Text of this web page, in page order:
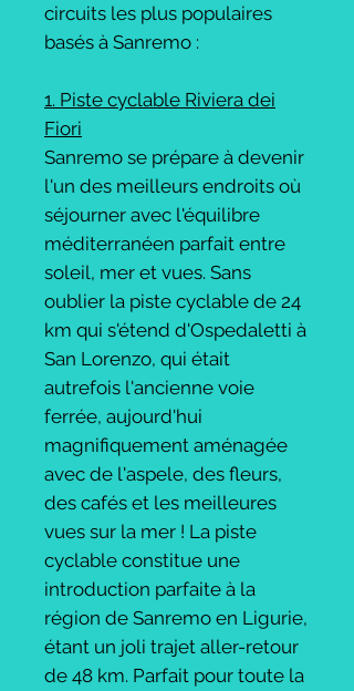
circuits les plus populaires
basés à Sanremo :
1. Piste cyclable Riviera dei
Fiori
Sanremo se prépare à devenir
l'un des meilleurs endroits où
séjourner avec l'équilibre
méditerranéen parfait entre
soleil, mer et vues. Sans
oublier la piste cyclable de 24
km qui s'étend d'Ospedaletti à
San Lorenzo, qui était
autrefois l'ancienne voie
ferrée, aujourd'hui
magnifiquement aménagée
avec de l'aspele, des fleurs,
des cafés et les meilleures
vues sur la mer ! La piste
cyclable constitue une
introduction parfaite à la
région de Sanremo en Ligurie,
étant un joli trajet aller-retour
de 48 km. Parfait pour toute la